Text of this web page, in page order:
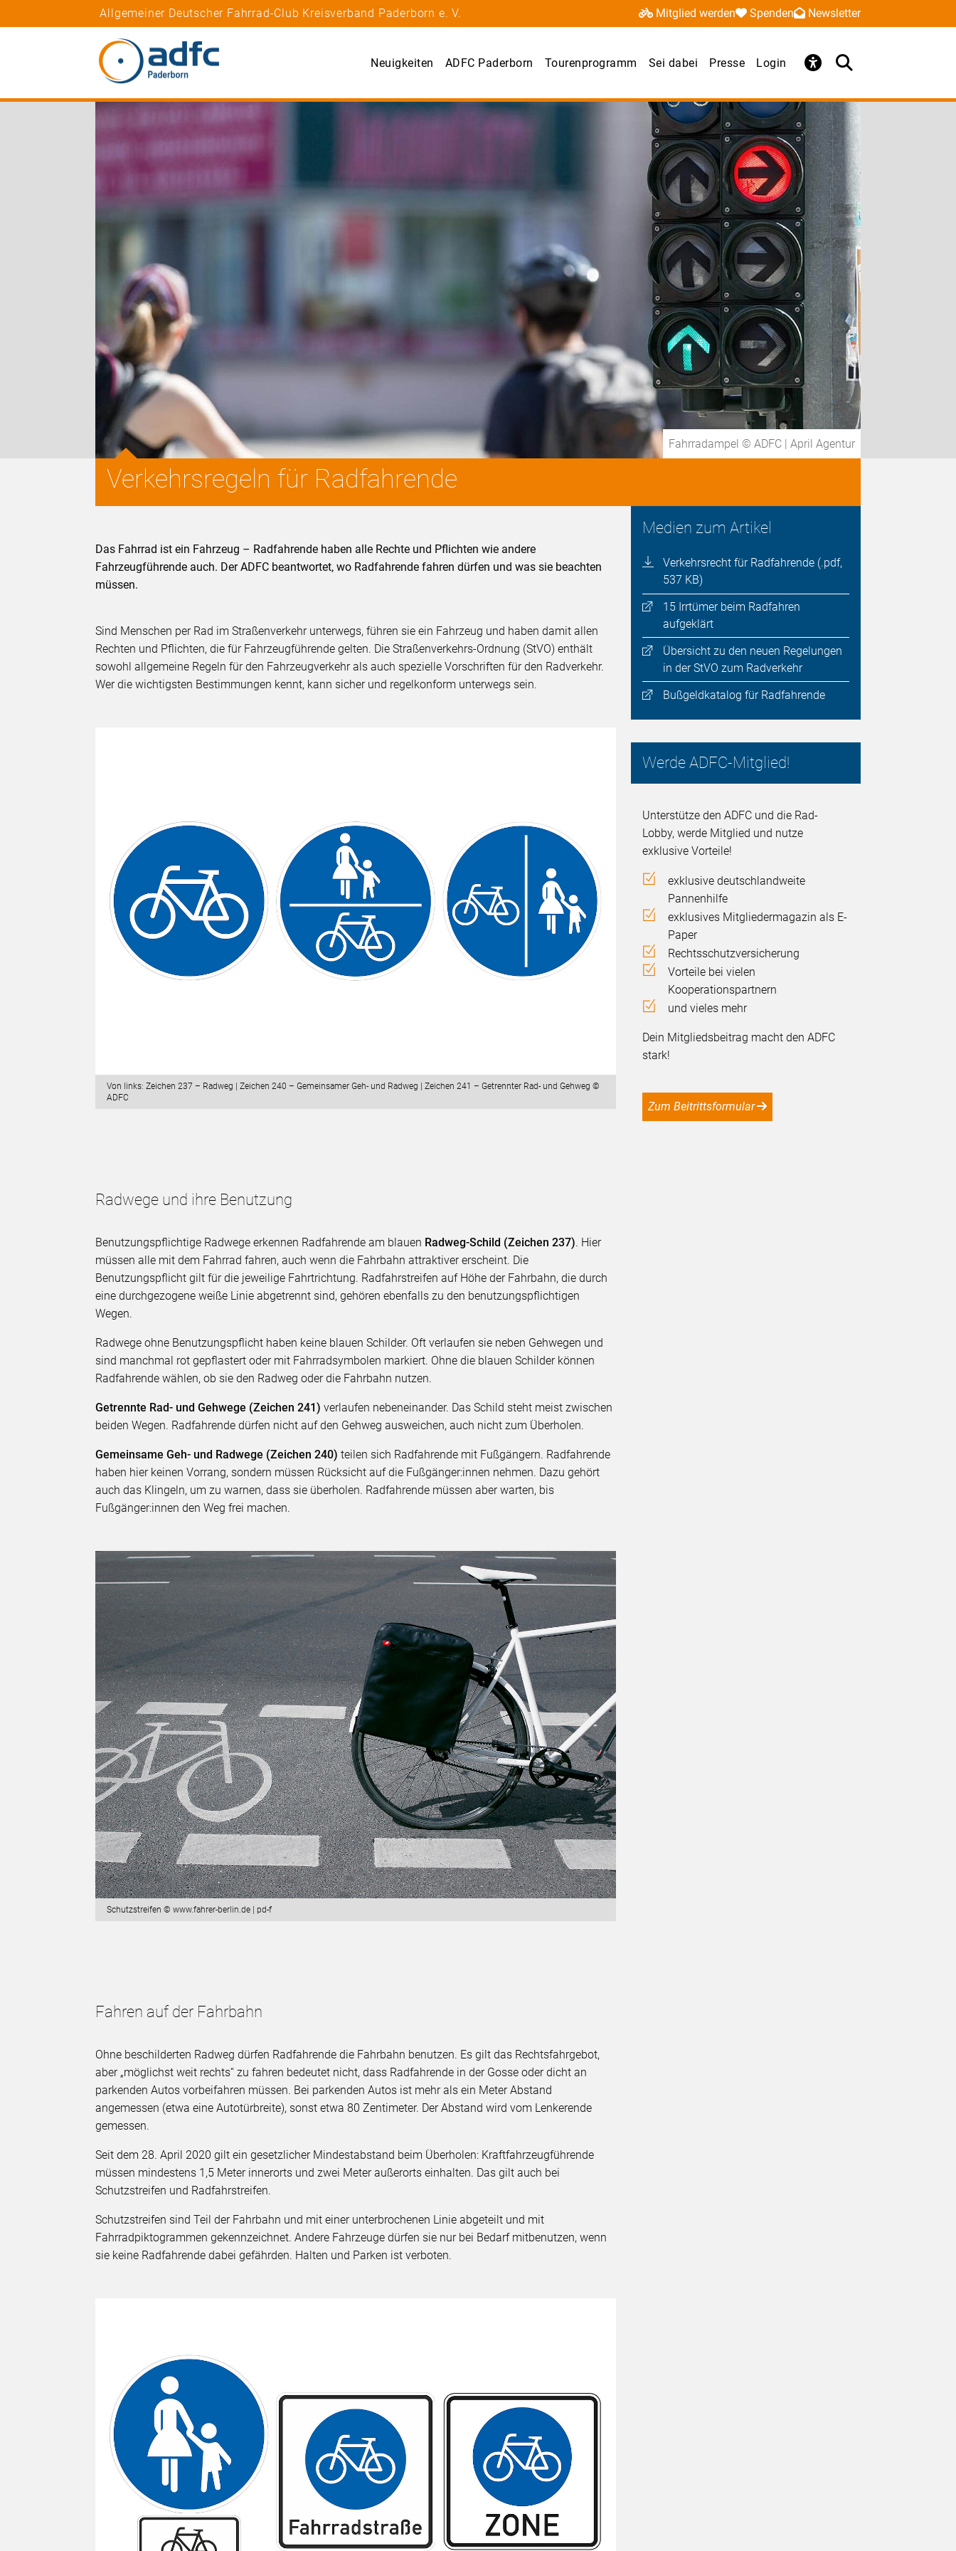
Allgemeiner Deutscher Fahrrad-Club Kreisverband Paderborn e. V. Mitglied werden Spenden Newsletter
Neuigkeiten ADFC Paderborn Tourenprogramm Sei dabei Presse Login
Fahrradampel © ADFC | April Agentur
Verkehrsregeln für Radfahrende
Medien zum Artikel
Verkehrsrecht für Radfahrende (.pdf,
537 KB)
15 Irrtümer beim Radfahren
aufgeklärt
Übersicht zu den neuen Regelungen
in der StVO zum Radverkehr
Bußgeldkatalog für Radfahrende
Werde ADFC-Mitglied!
Unterstütze den ADFC und die Rad-
Lobby, werde Mitglied und nutze
exklusive Vorteile!
exklusive deutschlandweite
Pannenhilfe
exklusives Mitgliedermagazin als E-
Paper
Rechtsschutzversicherung
Vorteile bei vielen
Kooperationspartnern
und vieles mehr
Dein Mitgliedsbeitrag macht den ADFC
stark!
Zum Beitrittsformular
Das Fahrrad ist ein Fahrzeug – Radfahrende haben alle Rechte und Pflichten wie andere
Fahrzeugführende auch. Der ADFC beantwortet, wo Radfahrende fahren dürfen und was sie beachten
müssen.
Sind Menschen per Rad im Straßenverkehr unterwegs, führen sie ein Fahrzeug und haben damit allen
Rechten und Pflichten, die für Fahrzeugführende gelten. Die Straßenverkehrs-Ordnung (StVO) enthält
sowohl allgemeine Regeln für den Fahrzeugverkehr als auch spezielle Vorschriften für den Radverkehr.
Wer die wichtigsten Bestimmungen kennt, kann sicher und regelkonform unterwegs sein.
Von links: Zeichen 237 – Radweg | Zeichen 240 – Gemeinsamer Geh- und Radweg | Zeichen 241 – Getrennter Rad- und Gehweg ©
ADFC
Radwege und ihre Benutzung
Benutzungspflichtige Radwege erkennen Radfahrende am blauen Radweg-Schild (Zeichen 237). Hier
müssen alle mit dem Fahrrad fahren, auch wenn die Fahrbahn attraktiver erscheint. Die
Benutzungspflicht gilt für die jeweilige Fahrtrichtung. Radfahrstreifen auf Höhe der Fahrbahn, die durch
eine durchgezogene weiße Linie abgetrennt sind, gehören ebenfalls zu den benutzungspflichtigen
Wegen.
Radwege ohne Benutzungspflicht haben keine blauen Schilder. Oft verlaufen sie neben Gehwegen und
sind manchmal rot gepflastert oder mit Fahrradsymbolen markiert. Ohne die blauen Schilder können
Radfahrende wählen, ob sie den Radweg oder die Fahrbahn nutzen.
Getrennte Rad- und Gehwege (Zeichen 241) verlaufen nebeneinander. Das Schild steht meist zwischen
beiden Wegen. Radfahrende dürfen nicht auf den Gehweg ausweichen, auch nicht zum Überholen.
Gemeinsame Geh- und Radwege (Zeichen 240) teilen sich Radfahrende mit Fußgängern. Radfahrende
haben hier keinen Vorrang, sondern müssen Rücksicht auf die Fußgänger:innen nehmen. Dazu gehört
auch das Klingeln, um zu warnen, dass sie überholen. Radfahrende müssen aber warten, bis
Fußgänger:innen den Weg frei machen.
Schutzstreifen © www.fahrer-berlin.de | pd-f
Fahren auf der Fahrbahn
Ohne beschilderten Radweg dürfen Radfahrende die Fahrbahn benutzen. Es gilt das Rechtsfahrgebot,
aber „möglichst weit rechts“ zu fahren bedeutet nicht, dass Radfahrende in der Gosse oder dicht an
parkenden Autos vorbeifahren müssen. Bei parkenden Autos ist mehr als ein Meter Abstand
angemessen (etwa eine Autotürbreite), sonst etwa 80 Zentimeter. Der Abstand wird vom Lenkerende
gemessen.
Seit dem 28. April 2020 gilt ein gesetzlicher Mindestabstand beim Überholen: Kraftfahrzeugführende
müssen mindestens 1,5 Meter innerorts und zwei Meter außerorts einhalten. Das gilt auch bei
Schutzstreifen und Radfahrstreifen.
Schutzstreifen sind Teil der Fahrbahn und mit einer unterbrochenen Linie abgeteilt und mit
Fahrradpiktogrammen gekennzeichnet. Andere Fahrzeuge dürfen sie nur bei Bedarf mitbenutzen, wenn
sie keine Radfahrende dabei gefährden. Halten und Parken ist verboten.